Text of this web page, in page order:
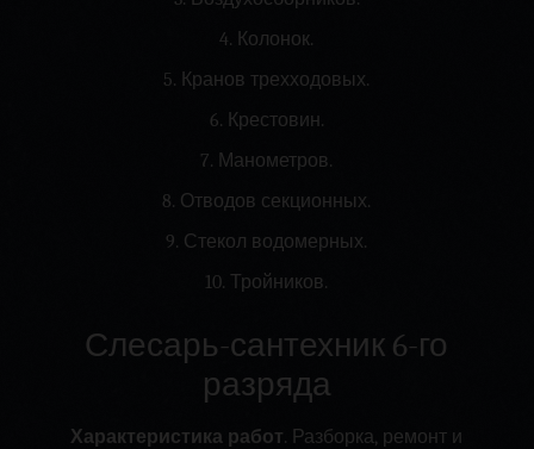
4. Колонок.
5. Кранов трехходовых.
6. Крестовин.
7. Манометров.
8. Отводов секционных.
9. Стекол водомерных.
10. Тройников.
Слесарь-сантехник 6-го
разряда
Характеристика работ. Разборка, ремонт и